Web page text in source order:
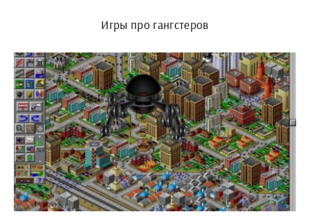
Игры про гангстеров